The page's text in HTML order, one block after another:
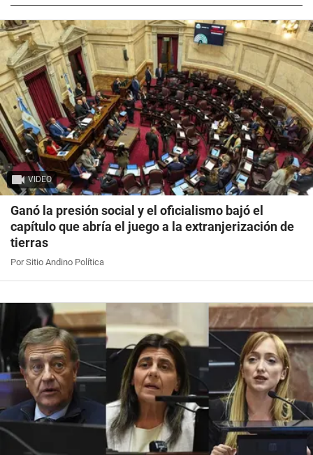
VIDEO
Ganó la presión social y el oficialismo bajó el
capítulo que abría el juego a la extranjerización de
tierras
Por Sitio Andino Política